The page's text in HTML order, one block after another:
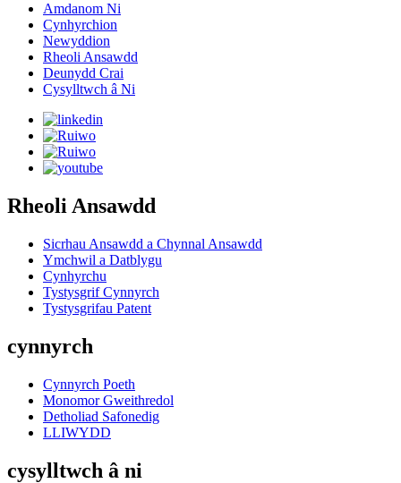
Amdanom Ni
Cynhyrchion
Newyddion
Rheoli Ansawdd
Deunydd Crai
Cysylltwch â Ni
Rheoli Ansawdd
Sicrhau Ansawdd a Chynnal Ansawdd
Ymchwil a Datblygu
Cynhyrchu
Tystysgrif Cynnyrch
Tystysgrifau Patent
cynnyrch
Cynnyrch Poeth
Monomor Gweithredol
Detholiad Safonedig
LLIWYDD
cysylltwch â ni